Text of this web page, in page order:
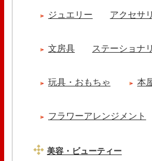
ジュエリー アクセサ
文房具 ステーショナ
玩具・おもちゃ 本
フラワーアレンジメント
美容・ビューティー